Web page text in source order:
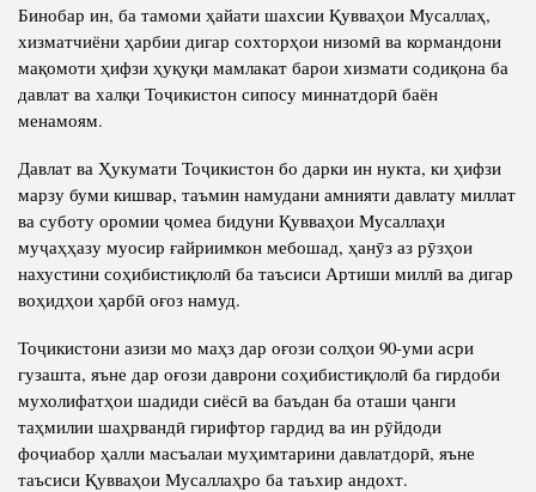
Бинобар ин, ба тамоми ҳайати шахсии Қувваҳои Мусаллаҳ,
хизматчиёни ҳарбии дигар сохторҳои низомӣ ва кормандони
мақомоти ҳифзи ҳуқуқи мамлакат барои хизмати содиқона ба
давлат ва халқи Тоҷикистон сипосу миннатдорӣ баён
менамоям.
Давлат ва Ҳукумати Тоҷикистон бо дарки ин нукта, ки ҳифзи
марзу буми кишвар, таъмин намудани амнияти давлату миллат
ва суботу оромии ҷомеа бидуни Қувваҳои Мусаллаҳи
муҷаҳҳазу муосир ғайриимкон мебошад, ҳанӯз аз рӯзҳои
нахустини соҳибистиқлолӣ ба таъсиси Артиши миллӣ ва дигар
воҳидҳои ҳарбӣ оғоз намуд.
Тоҷикистони азизи мо маҳз дар оғози солҳои 90-уми асри
гузашта, яъне дар оғози даврони соҳибистиқлолӣ ба гирдоби
мухолифатҳои шадиди сиёсӣ ва баъдан ба оташи ҷанги
таҳмилии шаҳрвандӣ гирифтор гардид ва ин рӯйдоди
фоҷиабор ҳалли масъалаи муҳимтарини давлатдорӣ, яъне
таъсиси Қувваҳои Мусаллаҳро ба таъхир андохт.